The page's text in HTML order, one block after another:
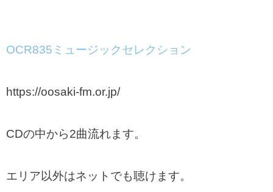
OCR835ミュージックセレクション
https://oosaki-fm.or.jp/
CDの中から2曲流れます。
エリア以外はネットでも聴けます。